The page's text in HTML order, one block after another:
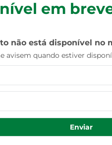
em
não está disponível no
avisem quando estiver
Enviar